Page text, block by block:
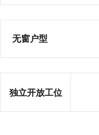
无窗户型
独立开放工位